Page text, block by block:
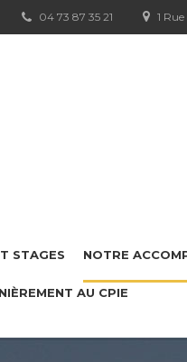
1
04 73 87 35 21
STAGES NOTRE
AU CPIE